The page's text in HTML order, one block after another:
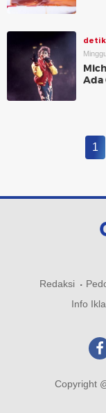
Ada
1
Redaksi
Info
Copyright